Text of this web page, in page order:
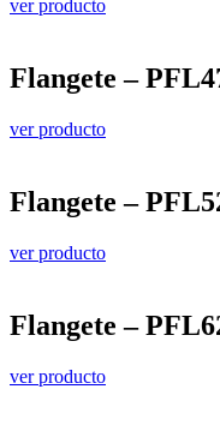
ver producto
Flangete –
ver producto
Flangete –
ver producto
Flangete –
ver producto